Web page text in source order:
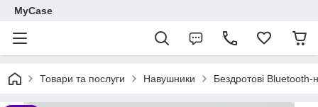
MyCase
Товари та послуги Навушники Бездротові